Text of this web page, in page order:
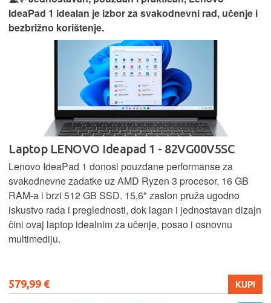
IdeaPad 1 idealan je izbor za svakodnevni rad, učenje i
bezbrižno korištenje.
Laptop LENOVO Ideapad 1 - 82VG00V5SC
Lenovo IdeaPad 1 donosi pouzdane performanse za
svakodnevne zadatke uz AMD Ryzen 3 procesor, 16 GB
RAM-a i brzi 512 GB SSD. 15,6" zaslon pruža ugodno
iskustvo rada i preglednosti, dok lagan i jednostavan dizajn
čini ovaj laptop idealnim za učenje, posao i osnovnu
multimediju.
579,99 € KUPI